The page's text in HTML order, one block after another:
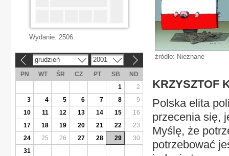
źródło: Nieznane
KRZYSZTOF
Polska elita
przecenia się,
Myślę, że
potrzebować
Wydanie: 2506
grudzień 2001
PN WT ŚR CZ PT SB
ND
1
2
3
4 5 6 7 8
9
10
11 12 13 14 15
16
17
18 19 20 21 22
23
24
25 26 27 28 29
30
31